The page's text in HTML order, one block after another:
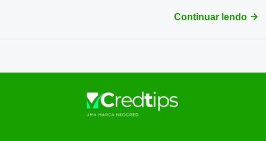
Continuar lendo